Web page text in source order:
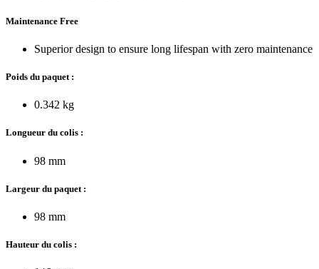
Maintenance Free
Superior design to ensure long lifespan with zero maintenance
Poids du paquet :
0.342 kg
Longueur du colis :
98 mm
Largeur du paquet :
98 mm
Hauteur du colis :